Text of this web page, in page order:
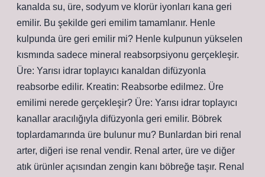
kanalda su, üre, sodyum ve klorür iyonları kana geri
emilir. Bu şekilde geri emilim tamamlanır. Henle
kulpunda üre geri emilir mi? Henle kulpunun yükselen
kısmında sadece mineral reabsorpsiyonu gerçekleşir.
Üre: Yarısı idrar toplayıcı kanaldan difüzyonla
reabsorbe edilir. Kreatin: Reabsorbe edilmez. Üre
emilimi nerede gerçekleşir? Üre: Yarısı idrar toplayıcı
kanallar aracılığıyla difüzyonla geri emilir. Böbrek
toplardamarında üre bulunur mu? Bunlardan biri renal
arter, diğeri ise renal vendir. Renal arter, üre ve diğer
atık ürünler açısından zengin kanı böbreğe taşır. Renal